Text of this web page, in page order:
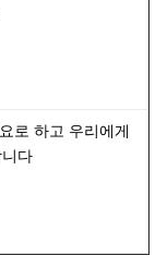
로 하고 우리에게
다